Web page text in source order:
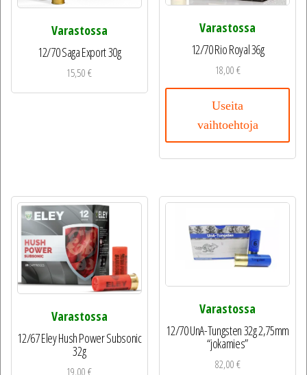
Varastossa
12/70 Saga Export 30g
15,50€
Varastossa
12/70 Rio Royal 36g
18,00€
Useita
vaihtoehtoja
Varastossa
12/67 Eley Hush Power Subsonic
32g
19,00€
Varastossa
12/70 UnA-Tungsten 32g 2,75mm
“jokamies”
82,00€